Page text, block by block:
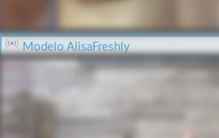
Modelo AlisaFreshly